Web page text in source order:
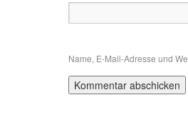
Name, E-Mail-Adresse und